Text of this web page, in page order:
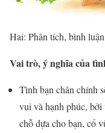
Hai: Phân tích, bình
Vai trò, ý nghĩa của
Tình bạn chân chính
vui và hạnh phúc,
chỗ dựa cho bạn, cổ